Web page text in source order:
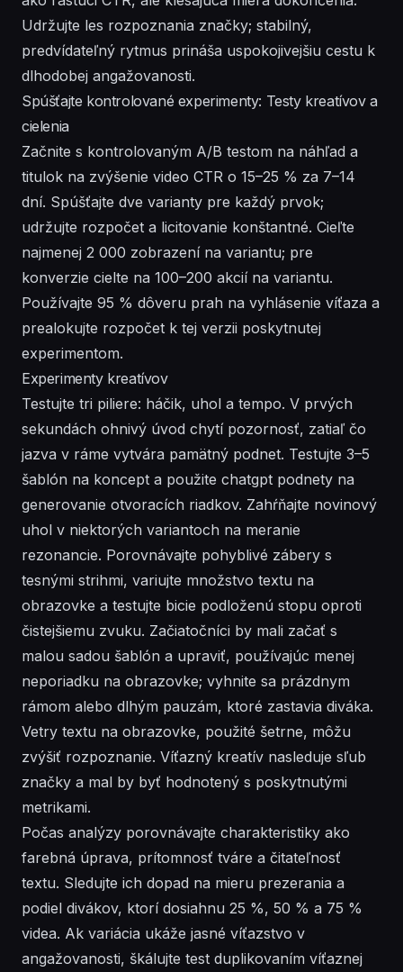
Udržujte les rozpoznania značky; stabilný,
predvídateľný rytmus prináša uspokojivejšiu cestu k
dlhodobej angažovanosti.
Spúšťajte kontrolované experimenty: Testy kreatívov a
cielenia
Začnite s kontrolovaným A/B testom na náhľad a
titulok na zvýšenie video CTR o 15–25 % za 7–14
dní. Spúšťajte dve varianty pre každý prvok;
udržujte rozpočet a licitovanie konštantné. Cieľte
najmenej 2 000 zobrazení na variantu; pre
konverzie cielte na 100–200 akcií na variantu.
Používajte 95 % dôveru prah na vyhlásenie víťaza a
prealokujte rozpočet k tej verzii poskytnutej
experimentom.
Experimenty kreatívov
Testujte tri piliere: háčik, uhol a tempo. V prvých
sekundách ohnivý úvod chytí pozornosť, zatiaľ čo
jazva v ráme vytvára pamätný podnet. Testujte 3–5
šablón na koncept a použite chatgpt podnety na
generovanie otvoracích riadkov. Zahŕňajte novinový
uhol v niektorých variantoch na meranie
rezonancie. Porovnávajte pohyblivé zábery s
tesnými strihmi, variujte množstvo textu na
obrazovke a testujte bicie podloženú stopu oproti
čistejšiemu zvuku. Začiatočníci by mali začať s
malou sadou šablón a upraviť, používajúc menej
neporiadku na obrazovke; vyhnite sa prázdnym
rámom alebo dlhým pauzám, ktoré zastavia diváka.
Vetry textu na obrazovke, použité šetrne, môžu
zvýšiť rozpoznanie. Víťazný kreatív nasleduje sľub
značky a mal by byť hodnotený s poskytnutými
metrikami.
Počas analýzy porovnávajte charakteristiky ako
farebná úprava, prítomnosť tváre a čitateľnosť
textu. Sledujte ich dopad na mieru prezerania a
podiel divákov, ktorí dosiahnu 25 %, 50 % a 75 %
videa. Ak variácia ukáže jasné víťazstvo v
angažovanosti, škálujte test duplikovaním víťaznej